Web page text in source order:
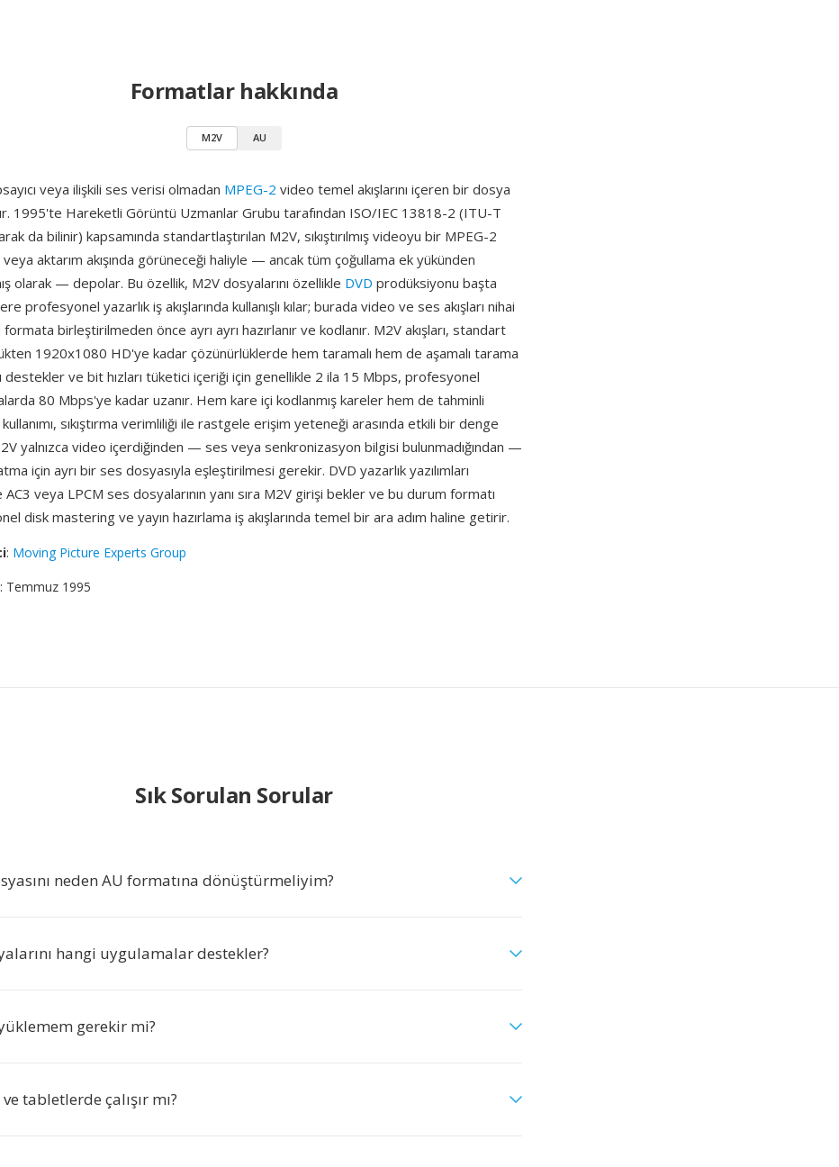
Formatlar hakkında
M2V AU
veya ilişkili ses verisi olmadan MPEG-2 video temel akışlarını içeren bir dosya
1995'te Hareketli Görüntü Uzmanlar Grubu tarafından ISO/IEC 13818-2 (ITU-T
da bilinir) kapsamında standartlaştırılan M2V, sıkıştırılmış videoyu bir MPEG-2
aktarım akışında görüneceği haliyle — ancak tüm çoğullama ek yükünden
olarak — depolar. Bu özellik, M2V dosyalarını özellikle DVD prodüksiyonu başta
profesyonel yazarlık iş akışlarında kullanışlı kılar; burada video ve ses akışları nihai
formata birleştirilmeden önce ayrı ayrı hazırlanır ve kodlanır. M2V akışları, standart
1920x1080 HD'ye kadar çözünürlüklerde hem taramalı hem de aşamalı tarama
destekler ve bit hızları tüketici içeriği için genellikle 2 ila 15 Mbps, profesyonel
80 Mbps'ye kadar uzanır. Hem kare içi kodlanmış kareler hem de tahminli
sıkıştırma verimliliği ile rastgele erişim yeteneği arasında etkili bir denge
yalnızca video içerdiğinden — ses veya senkronizasyon bilgisi bulunmadığından —
için ayrı bir ses dosyasıyla eşleştirilmesi gerekir. DVD yazarlık yazılımları
AC3 veya LPCM ses dosyalarının yanı sıra M2V girişi bekler ve bu durum formatı
disk mastering ve yayın hazırlama iş akışlarında temel bir ara adım haline getirir.
: Moving Picture Experts Group
: Temmuz 1995
Sık Sorulan Sorular
neden AU formatına dönüştürmeliyim?
hangi uygulamalar destekler?
gerekir mi?
tabletlerde çalışır mı?